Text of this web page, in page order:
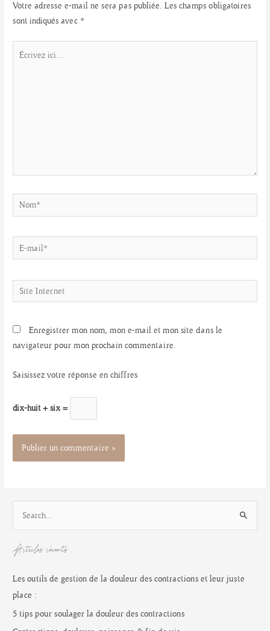
Votre adresse e-mail ne sera pas publiée. Les champs obligatoires
sont indiqués avec *
Nom*
E-
mail*
Site
Internet
Enregistrer mon nom, mon e-mail et mon site dans le
navigateur pour mon prochain commentaire.
Saisissez votre réponse en chiffres
dix-huit + six =
h
Articles récents
Les outils de gestion de la douleur des contractions et leur juste
place :
5 tips pour soulager la douleur des contractions